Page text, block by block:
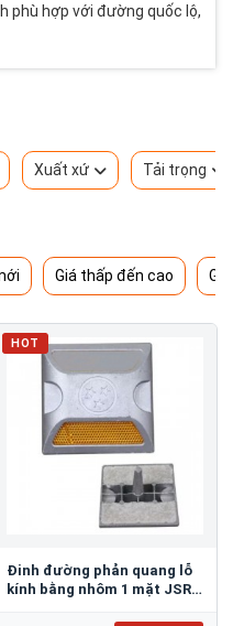
phù hợp với đường quốc lộ,
Xuất xứ Tải trọng
Giá thấp đến cao
HOT
Đinh đường phản quang lỗ
kính bằng nhôm 1 mặt JSR-